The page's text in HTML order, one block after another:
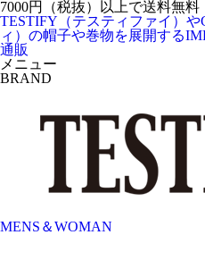
7000円（税抜）以上で送料無料
TESTIFY（テスティファイ）
ィ）の帽子や巻物を展開する
通販
メニュー
BRAND
MENS＆WOMAN